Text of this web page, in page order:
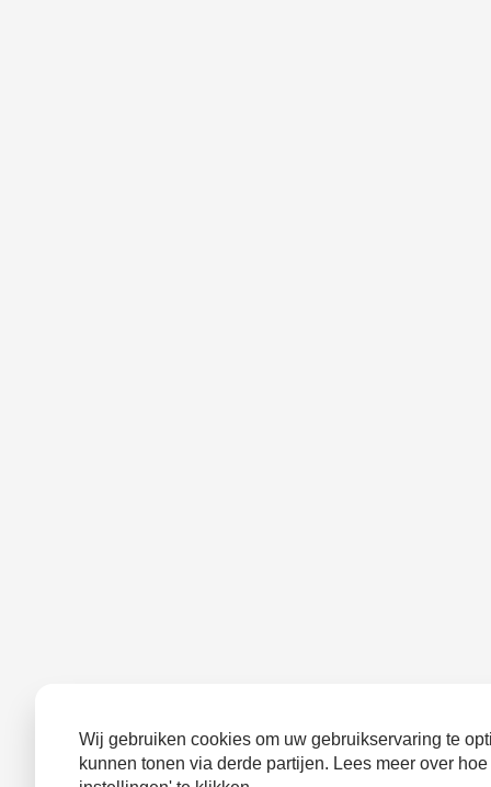
Wij gebruiken cookies om uw gebruikservaring te
kunnen tonen via derde partijen. Lees meer over